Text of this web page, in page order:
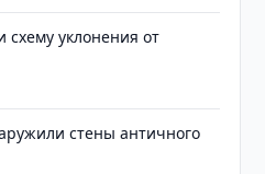
схему уклонения от
стены античного